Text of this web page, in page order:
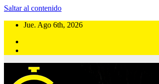
Saltar al contenido
Jue. Ago 6th, 2026